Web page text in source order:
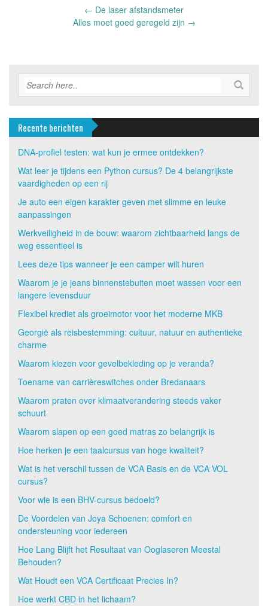
← De laser afstandsmeter
Alles moet goed geregeld zijn →
Recente berichten
DNA-profiel testen: wat kun je ermee ontdekken?
Wat leer je tijdens een Python cursus? De 4 belangrijkste
vaardigheden op een rij
Je auto een eigen karakter geven met slimme en leuke
aanpassingen
Werkveiligheid in de bouw: waarom zichtbaarheid langs de
weg essentieel is
Lees deze tips wanneer je een camper wilt huren
Waarom je je jeans binnenstebuiten moet wassen voor een
langere levensduur
Flexibel krediet als groeimotor voor het moderne MKB
Georgië als reisbestemming: cultuur, natuur en authentieke
charme
Waarom kiezen voor gevelbekleding op je veranda?
Toename van carrièreswitches onder Bredanaars
Waarom praten over klimaatverandering steeds vaker
schuurt
Waarom slapen op een goed matras zo belangrijk is
Hoe herken je een taalcursus van hoge kwaliteit?
Wat is het verschil tussen de VCA Basis en de VCA VOL
cursus?
Voor wie is een BHV-cursus bedoeld?
De Voordelen van Joya Schoenen: comfort en
ondersteuning voor iedereen
Hoe Lang Blijft het Resultaat van Ooglaseren Meestal
Behouden?
Wat Houdt een VCA Certificaat Precies In?
Hoe werkt CBD in het lichaam?